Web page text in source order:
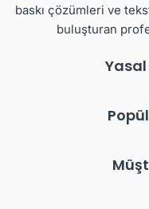
baskı çözümleri ve
buluşturan